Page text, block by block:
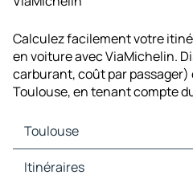
Calculez facilement votre
en voiture avec ViaMichelin.
carburant, coût par
Toulouse, en tenant compte
Toulouse
Toulouse Cartes et plans
Itinéraires